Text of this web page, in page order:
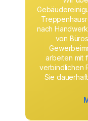
nach
von
arbeiten mit
verbindlichen
Sie